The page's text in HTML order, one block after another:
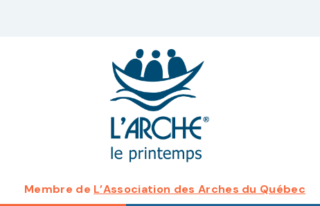
Membre de L’Association des Arches du Québec